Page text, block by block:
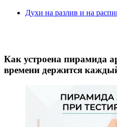
Духи на разлив и на
Как устроена пирамида
времени держится